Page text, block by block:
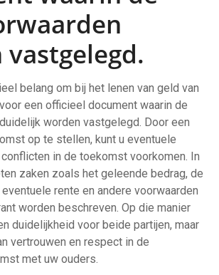
belang om bij het lenen van geld van
een officieel document waarin de
worden vastgelegd. Door een
op te stellen, kunt u eventuele
in de toekomst voorkomen. In
zaken zoals het geleende bedrag, de
rente en andere voorwaarden
worden beschreven. Op die manier
duidelijkheid voor beide partijen, maar
vertrouwen en respect in de
met uw ouders.